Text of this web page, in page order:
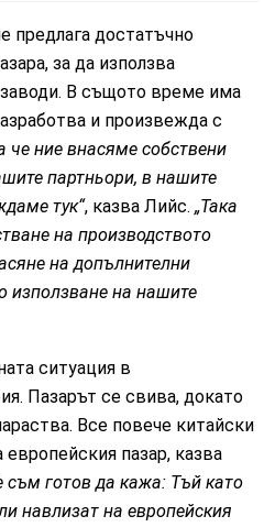
предлага достатъчно
за да използва
В същото време има
и произвежда с
че ние внасяме собствени
партньори, в нашите
тук“, казва Лийс.„Така
на производството
на допълнителни
използване на нашите
ситуация в
Пазарът се свива, докато
Все повече китайски
пазар, казва
съм готов да кажа: Тъй като
навлизат на европейския